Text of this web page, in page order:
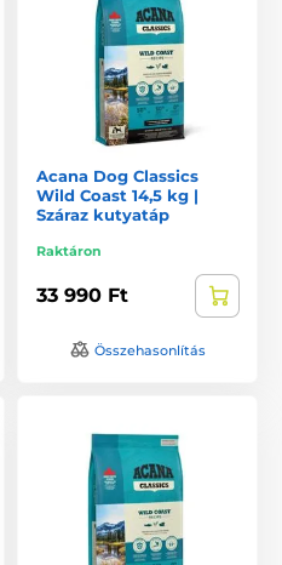
Acana Dog Classics
Wild Coast 14,5 kg |
Száraz kutyatáp
Raktáron
33 990 Ft
Összehasonlítás